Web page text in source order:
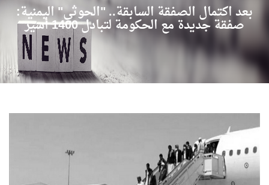
بعد اكتمال الصفقة السابقة.. "الحوثي" اليمنية:
صفقة جديدة مع الحكومة لتبادل 1400 أسير